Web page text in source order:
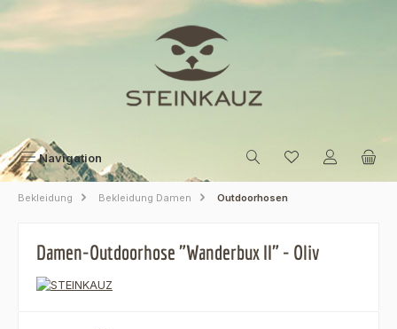
Zum Hauptinhalt springen
Navigation
Bekleidung Bekleidung Damen Outdoorhosen
Damen-Outdoorhose "Wanderbux II" - Oliv